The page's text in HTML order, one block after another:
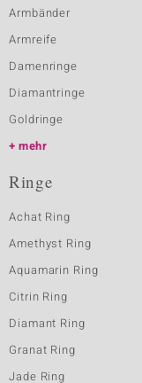
Armbänder
Armreife
Damenringe
Diamantringe
Goldringe
mehr
Ringe
Achat Ring
Amethyst Ring
Aquamarin Ring
Citrin Ring
Diamant Ring
Granat Ring
Jade Ring